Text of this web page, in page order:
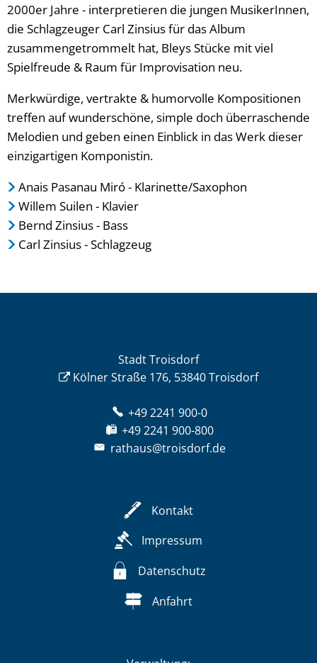
2000er Jahre - interpretieren die jungen MusikerInnen,
die Schlagzeuger Carl Zinsius für das Album
zusammengetrommelt hat, Bleys Stücke mit viel
Spielfreude & Raum für Improvisation neu.
Merkwürdige, vertrakte & humorvolle Kompositionen
treffen auf wunderschöne, simple doch überraschende
Melodien und geben einen Einblick in das Werk dieser
einzigartigen Komponistin.
Anais Pasanau Miró - Klarinette/Saxophon
Willem Suilen - Klavier
Bernd Zinsius - Bass
Carl Zinsius - Schlagzeug
Stadt Troisdorf
Kölner Straße 176, 53840 Troisdorf
+49 2241 900-0
+49 2241 900-800
rathaus@troisdorf.de
Kontakt
Impressum
Datenschutz
Anfahrt